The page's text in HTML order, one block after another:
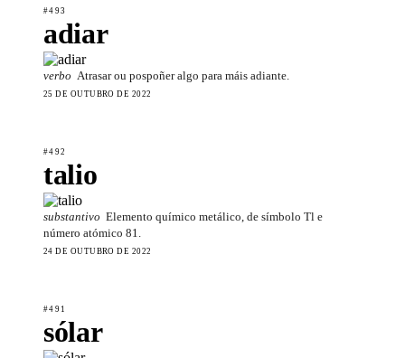
#493
adiar
verbo Atrasar ou pospoñer algo para máis adiante.
25 DE OUTUBRO DE 2022
#492
talio
substantivo Elemento químico metálico, de símbolo Tl e
número atómico 81.
24 DE OUTUBRO DE 2022
#491
sólar